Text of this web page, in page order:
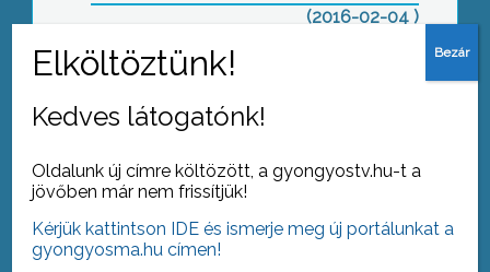
(2016-02-04 )
Jön az influenza
Kedves látogatónk!
Oldalunk új címre költözött, a gyongyostv.hu-t a
jövőben már nem frissítjük!
Kérjük kattintson IDE és ismerje meg új portálunkat a
gyongyosma.hu címen!